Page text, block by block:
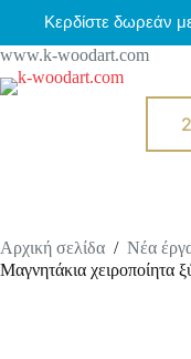
Κερδίστε δωρεάν
www.k-woodart.com
τ
ά
ε
ρ
Αρχική σελίδα / Νέα
Μαγνητάκια χειροποίητα